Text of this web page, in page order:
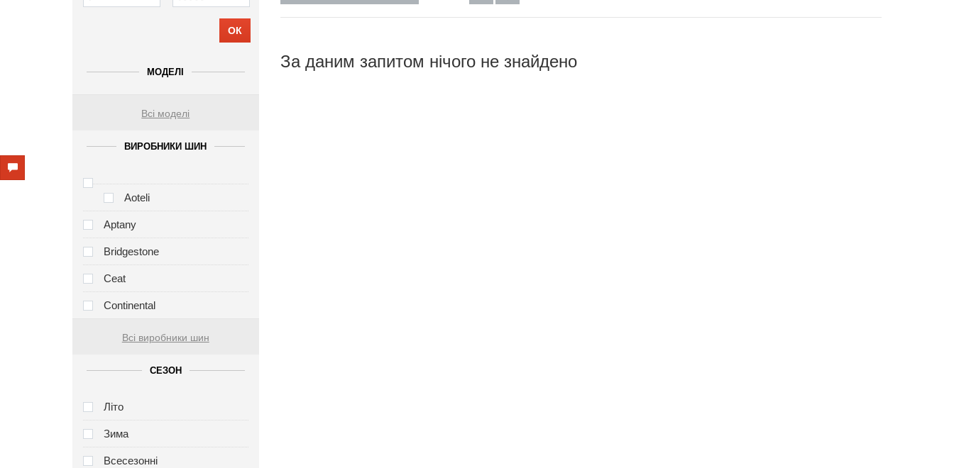
ОК
МОДЕЛІ
Всі моделі
ВИРОБНИКИ ШИН
Aoteli
Aptany
Bridgestone
Ceat
Continental
Всі виробники шин
СЕЗОН
Літо
Зима
Всесезонні
За даним запитом нічого не знайдено